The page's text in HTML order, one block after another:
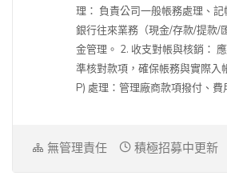
理： 負責公司一般帳務處理、
銀行往來業務（現金/存款/提款/
金管理。 2. 收支對帳與核銷：
準核對款項，確保帳務與實際入
P) 處理：管理廠商款項撥付、費
無管理責任 積極招募中更新